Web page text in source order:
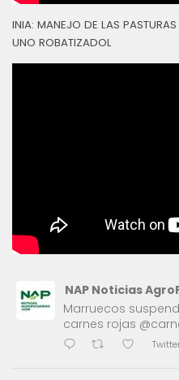
INIA: MANEJO DE LAS
UNO ROBATIZADOL
NAP Noticias
Marruecos
carnes rojas